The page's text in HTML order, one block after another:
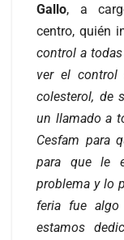
Gallo, a
centro, quién
control a
ver el control
colesterol, de
un llamado a
Cesfam para
para que le
problema y lo
feria fue
estamos